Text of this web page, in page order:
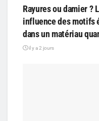
Rayures ou damier ?
influence des motifs
dans un matériau
il y a 2 jours